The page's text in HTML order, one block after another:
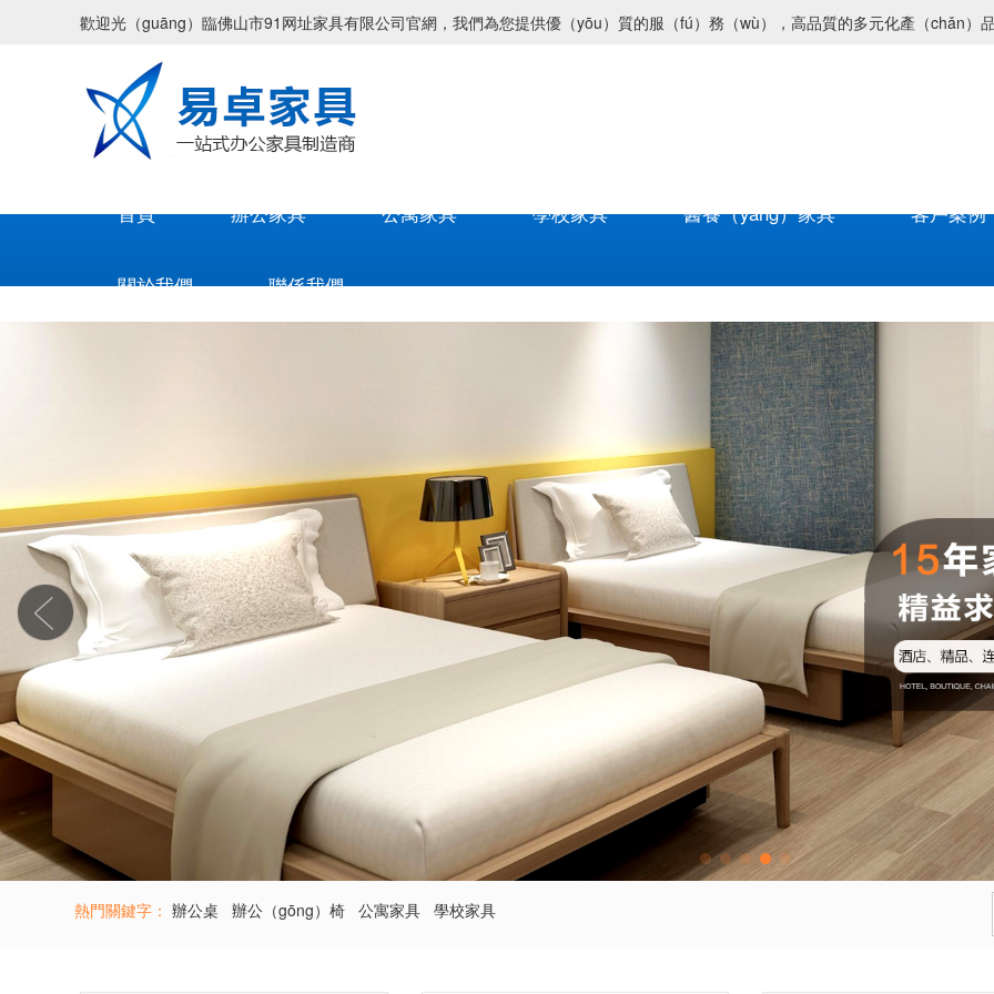
歡迎光（guāng）臨佛山市91网址家具有限公司官網，我們為您提供優（yōu）質的服（fú）務（wù），高品質的多元化產（chǎn）
首頁 辦公家具 公寓家具 學校家具 醫養（yǎng）家具 客戶案例
關於我們 聯係我們
熱門關鍵字： 辦公桌 辦公（gōng）椅 公寓家具 學校家具